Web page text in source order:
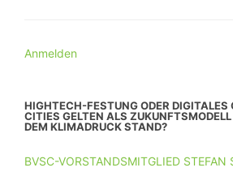
Anmelden
HIGHTECH-FESTUNG ODER
CITIES GELTEN ALS
DEM KLIMADRUCK STAND?
BVSC-VORSTANDSMITGLIED STEFAN